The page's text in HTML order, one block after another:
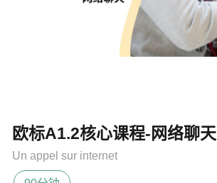
欧标A1.2核心课程-网络聊天
Un appel sur internet